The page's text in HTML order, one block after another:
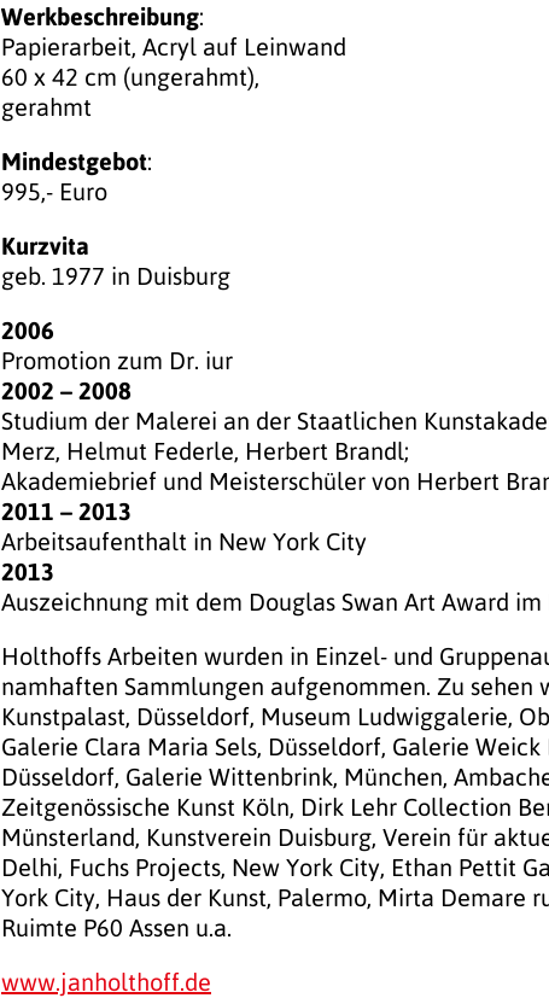
Werkbeschreibung:
Papierarbeit, Acryl auf Leinwand
60 x 42 cm (ungerahmt),
gerahmt
Mindestgebot:
995,- Euro
Kurzvita
geb. 1977 in Duisburg
2006
Promotion zum Dr. iur
2002 – 2008
Studium der Malerei an der Staatlichen
Merz, Helmut Federle, Herbert Brandl;
Akademiebrief und Meisterschüler von Herbert
2011 – 2013
Arbeitsaufenthalt in New York City
2013
Auszeichnung mit dem Douglas Swan Art Award
Holthoffs Arbeiten wurden in Einzel- und
namhaften Sammlungen aufgenommen. Zu
Kunstpalast, Düsseldorf, Museum Ludwiggalerie,
Galerie Clara Maria Sels, Düsseldorf, Galerie
Düsseldorf, Galerie Wittenbrink, München,
Zeitgenössische Kunst Köln, Dirk Lehr Collection
Münsterland, Kunstverein Duisburg, Verein für
Delhi, Fuchs Projects, New York City, Ethan Pettit
York City, Haus der Kunst, Palermo, Mirta Demare
Ruimte P60 Assen u.a.
www.janholthoff.de